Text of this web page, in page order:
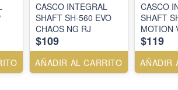
CASCO INTEGRAL
SHAFT SH-560 EVO
CHAOS NG RJ
$109
AÑADIR AL CARRITO
CASCO
SHAFT
MOTION
$119
AÑADIR